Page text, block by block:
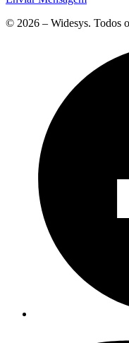
© 2026 – Widesys. Todos